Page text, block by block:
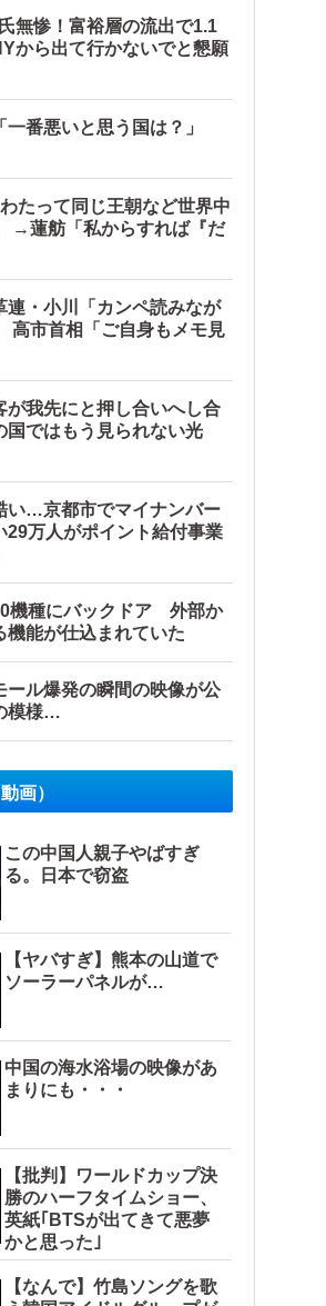
無惨！富裕層の流出で1.1
から出て行かないでと懇願
一番悪いと思う国は？」
たって同じ王朝など世界中
→蓮舫「私からすれば『だ
連・小川「カンペ読みなが
高市首相「ご自身もメモ見
が我先にと押し合いへし合
ではもう見られない光
い…京都市でマイナンバー
29万人がポイント給付事業
機種にバックドア 外部か
機能が仕込まれていた
ール爆発の瞬間の映像が公
模様…
画）
この中国人親子やばすぎ
る。日本で窃盗
【ヤバすぎ】熊本の山道で
ソーラーパネルが…
中国の海水浴場の映像があ
まりにも・・・
【批判】ワールドカップ決
勝のハーフタイムショー、
英紙｢BTSが出てきて悪夢
かと思った｣
【なんで】竹島ソングを歌